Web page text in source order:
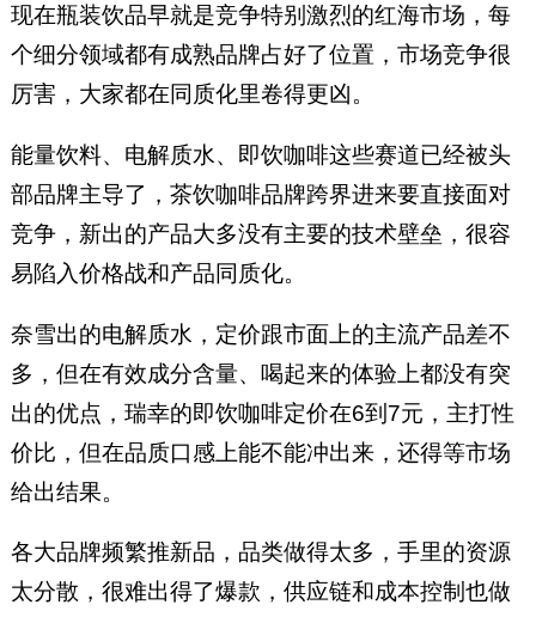
现在瓶装饮品早就是竞争特别激烈的红海市场，每
个细分领域都有成熟品牌占好了位置，市场竞争很
厉害，大家都在同质化里卷得更凶。
能量饮料、电解质水、即饮咖啡这些赛道已经被头
部品牌主导了，茶饮咖啡品牌跨界进来要直接面对
竞争，新出的产品大多没有主要的技术壁垒，很容
易陷入价格战和产品同质化。
奈雪出的电解质水，定价跟市面上的主流产品差不
多，但在有效成分含量、喝起来的体验上都没有突
出的优点，瑞幸的即饮咖啡定价在6到7元，主打性
价比，但在品质口感上能不能冲出来，还得等市场
给出结果。
各大品牌频繁推新品，品类做得太多，手里的资源
太分散，很难出得了爆款，供应链和成本控制也做